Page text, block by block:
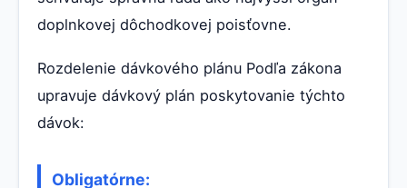
doplnkovej dôchodkovej poisťovne.
Rozdelenie dávkového plánu Podľa zákona
upravuje dávkový plán poskytovanie týchto
dávok:
Obligatórne: